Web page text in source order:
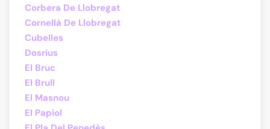
Corbera De Llobregat
Cornellà De Llobregat
Cubelles
Dosrius
El Bruc
El Brull
El Masnou
El Papiol